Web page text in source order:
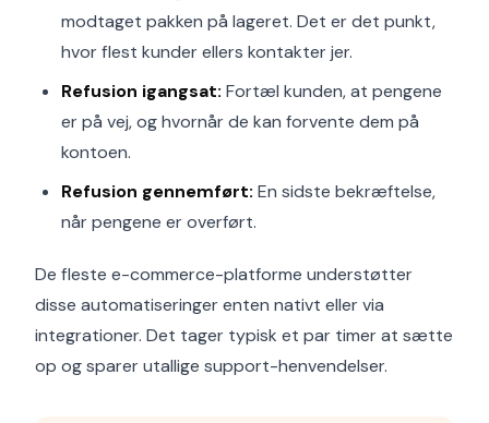
modtaget pakken på lageret. Det er det punkt,
hvor flest kunder ellers kontakter jer.
Refusion igangsat: Fortæl kunden, at pengene
er på vej, og hvornår de kan forvente dem på
kontoen.
Refusion gennemført: En sidste bekræftelse,
når pengene er overført.
De fleste e-commerce-platforme understøtter
disse automatiseringer enten nativt eller via
integrationer. Det tager typisk et par timer at sætte
op og sparer utallige support-henvendelser.